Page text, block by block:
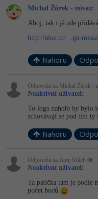
Michal Žůrek - misaz:
Ahoj, tak i já zde
http://uloz.to/…gn-
Nahoru
Odpovídá na Michal Žůrek -
Neaktivní uživatel:
To logo nahoře by bylo
schovávají se pod tím
Nahoru
Odpovídá na Juraj Mlich
Neaktivní uživatel :
Ta patička tam je podle
počet bodů